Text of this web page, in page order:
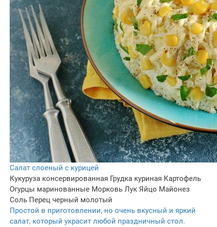
Салат слоеный с курицей
Кукуруза консервированная Грудка куриная Картофель
Огурцы маринованные Морковь Лук Яйцо Майонез
Соль Перец черный молотый
Простой в приготовлении, но очень вкусный и яркий
салат, который украсит любой праздничный стол.